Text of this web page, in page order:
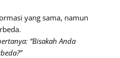
yang sama, namun
“Bisakah Anda